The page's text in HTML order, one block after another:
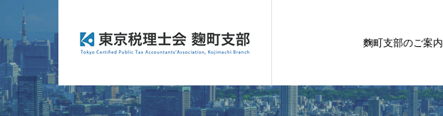
麴町支部のご案内